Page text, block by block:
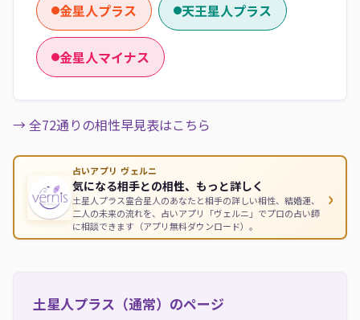
金星人プラス 天王星人プラス
金星人マイナス
→ 全72通りの相性早見表はこちら
占いアプリ ヴェルニ
気になる相手との相性、もっと詳しく
土星人プラス霊合星人のあなたと相手の詳しい相性、結婚運、
二人の未来の流れを、占いアプリ「ヴェルニ」でプロの占い師
に相談できます（アプリ無料ダウンロード）。
›
土星人プラス（通常）のページ